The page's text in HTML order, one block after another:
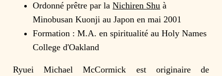
Ordonné prêtre par laNichiren Shu à
Minobusan Kuonji au Japon en mai 2001
Formation : M.A. en spiritualité au Holy Names
College d'Oakland
Ryuei Michael McCormick est originaire de